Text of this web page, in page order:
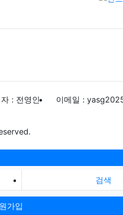
: 전영인 이메일 :
검색
가입